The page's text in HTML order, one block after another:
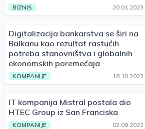
BIZNIS 20.01.2023.
Digitalizacija bankarstva se širi na
Balkanu kao rezultat rastućih
potreba stanovništva i globalnih
ekonomskih poremećaja
KOMPANIJE 18.10.2022.
IT kompanija Mistral postala dio
HTEC Group iz San Franciska
KOMPANIJE 02.09.2022.